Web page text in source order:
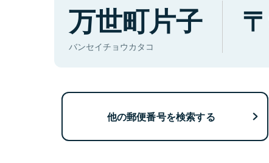
万世町片子
バンセイチョウカタコ
他の郵便番号を検索する